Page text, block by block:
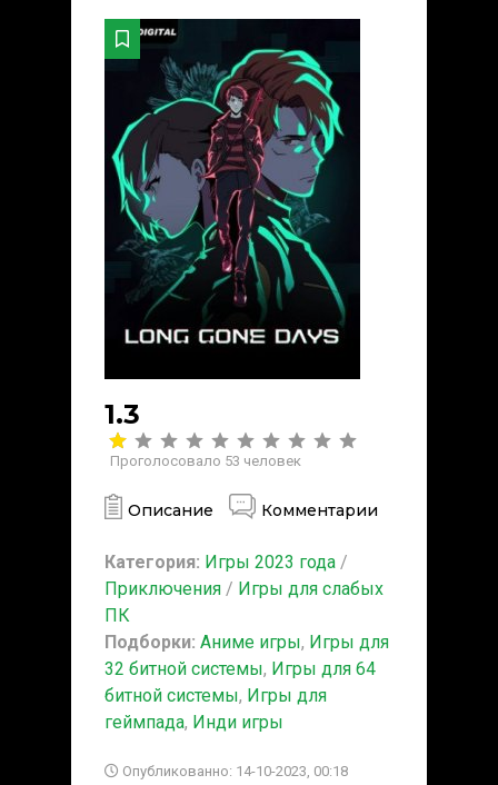
1.3
Проголосовало 53 человек
Описание Комментарии
Категория: Игры 2023 года /
Приключения / Игры для слабых
ПК
Подборки: Аниме игры, Игры для
32 битной системы, Игры для 64
битной системы, Игры для
геймпада, Инди игры
Опубликованно: 14-10-2023, 00:18